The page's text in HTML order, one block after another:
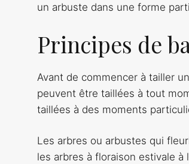
un arbuste dans une forme
Principes de
Avant de commencer à tailler
peuvent être taillées à tout
taillées à des moments
Les arbres ou arbustes qui
les arbres à floraison estivale à